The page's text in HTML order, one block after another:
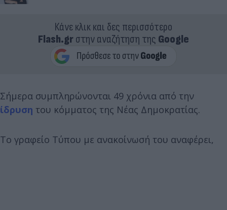
Κάνε κλικ και δες περισσότερο
Flash.grστην αναζήτηση της Google
Σήμερα συμπληρώνονται 49 χρόνια από την
ίδρυση του κόμματος της Νέας Δημοκρατίας.
Το γραφείο Τύπου με ανακοίνωσή του αναφέρει,